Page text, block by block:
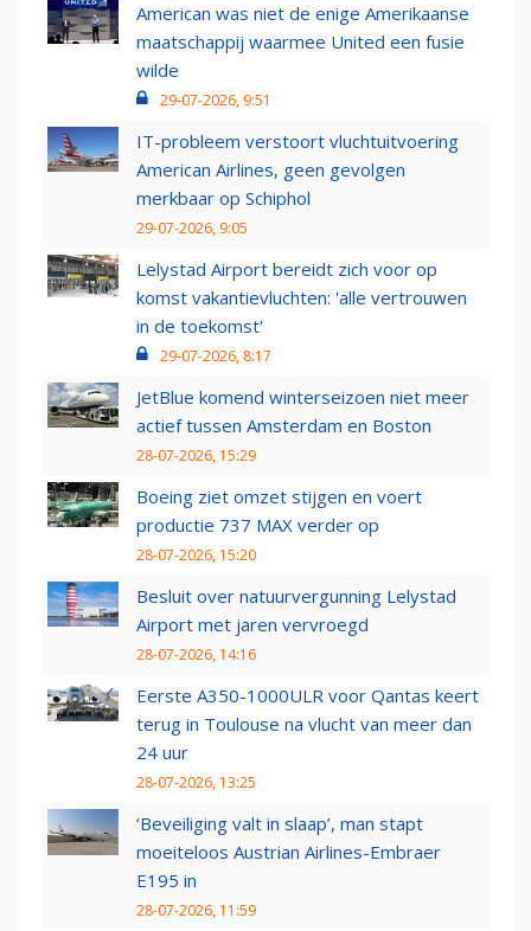
American was niet de enige Amerikaanse
maatschappij waarmee United een fusie
wilde
29-07-2026, 9:51
IT-probleem verstoort vluchtuitvoering
American Airlines, geen gevolgen
merkbaar op Schiphol
29-07-2026, 9:05
Lelystad Airport bereidt zich voor op
komst vakantievluchten: 'alle vertrouwen
in de toekomst'
29-07-2026, 8:17
JetBlue komend winterseizoen niet meer
actief tussen Amsterdam en Boston
28-07-2026, 15:29
Boeing ziet omzet stijgen en voert
productie 737 MAX verder op
28-07-2026, 15:20
Besluit over natuurvergunning Lelystad
Airport met jaren vervroegd
28-07-2026, 14:16
Eerste A350-1000ULR voor Qantas keert
terug in Toulouse na vlucht van meer dan
24 uur
28-07-2026, 13:25
‘Beveiliging valt in slaap’, man stapt
moeiteloos Austrian Airlines-Embraer
E195 in
28-07-2026, 11:59